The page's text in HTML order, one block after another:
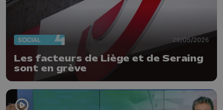
SOCIAL 29/05/2026
Les facteurs de Liège et de Seraing
sont en grève